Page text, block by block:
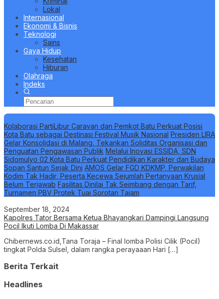
Lokal
Internasional
Ekonomi & Bisnis
Teknologi
Sains
Gaya Hidup
Kesehatan
Hiburan
Olahraga
Indeks
Berita Terbaru
Kolaborasi PartiLibur Caravan dan Pemkot Batu Perkuat Posisi
Kota Batu sebagai Destinasi Festival Musik Nasional Presiden LIRA
Gelar Konsolidasi di Malang, Tekankan Soliditas Organisasi dan
Penguatan Pengawasan Publik Melalui Inovasi ESSIDA, SDN
Sidomulyo 02 Kota Batu Perkuat Pendidikan Karakter dan Budaya
Sopan Santun Sejak Dini AMOS Gelar FGD KDKMP, Perwakilan
Kodim Tak Hadir, Peserta Kecewa Sejumlah Pertanyaan Krusial
Belum Terjawab Fasilitas Dinilai Tak Seimbang dengan Tarif,
Turnamen PBV Protek Tuai Sorotan Tajam
September 18, 2024
Kapolres Tator Bersama Ketua Bhayangkari Dampingi Langsung
Pocil Ikuti Lomba Di Makassar
Chibernews.co.id,Tana Toraja – Final lomba Polisi Cilik (Pocil)
tingkat Polda Sulsel, dalam rangka perayaaan Hari […]
Berita Terkait
Headlines